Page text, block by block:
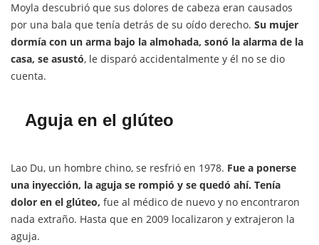
Moyla descubrió que sus dolores de cabeza eran causados
por una bala que tenía detrás de su oído derecho. Su mujer
dormía con un arma bajo la almohada, sonó la alarma de la
casa, se asustó, le disparó accidentalmente y él no se dio
cuenta.
Aguja en el glúteo
Lao Du, un hombre chino, se resfrió en 1978. Fue a ponerse
una inyección, la aguja se rompió y se quedó ahí. Tenía
dolor en el glúteo, fue al médico de nuevo y no encontraron
nada extraño. Hasta que en 2009 localizaron y extrajeron la
aguja.